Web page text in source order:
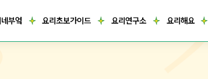
부엌 요리초보가이드 요리연구소 요리해요